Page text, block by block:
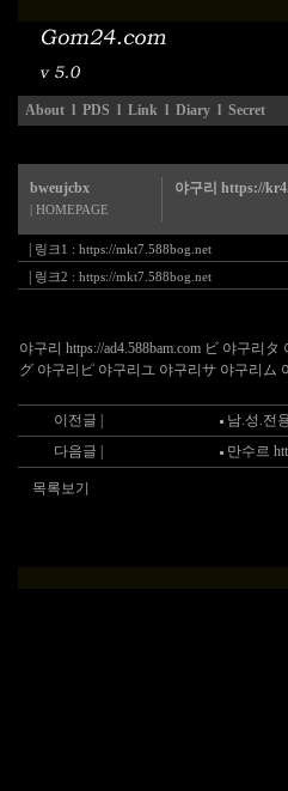
About l PDS l Link l Diary l Secret
bweujcbx
| HOMEPAGE
야구리 https://
링크1 : https://mkt7.588bog.net
링크2 : https://mkt7.588bog.net
야구리 https://ad4.588bam.com ビ 야구
グ 야구리ピ 야구리ユ 야구리サ 야구리ム
이전글 |
남.성.전
다음글 |
만수르
목록보기